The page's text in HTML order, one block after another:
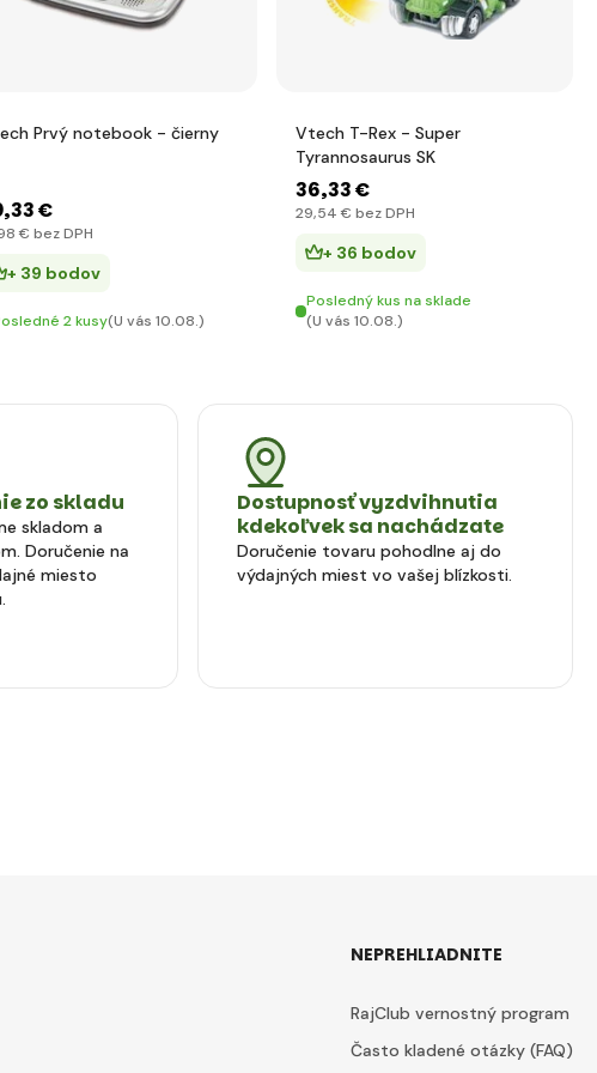
Prvý notebook - čierny
,33 €
€ bez DPH
+ 39 bodov
2 kusy(U vás 10.08.)
Vtech T-Rex - Super
Tyrannosaurus SK
36,33 €
29,54 € bez DPH
+ 36 bodov
Posledný kus na sklade
(U vás 10.08.)
zo skladu
skladom a
Doručenie na
miesto
Dostupnosť vyzdvihnutia
kdekoľvek sa nachádzate
Doručenie tovaru pohodlne aj do
výdajných miest vo vašej blízkosti.
NEPREHLIADNITE
RajClub vernostný program
Často kladené otázky (FAQ)